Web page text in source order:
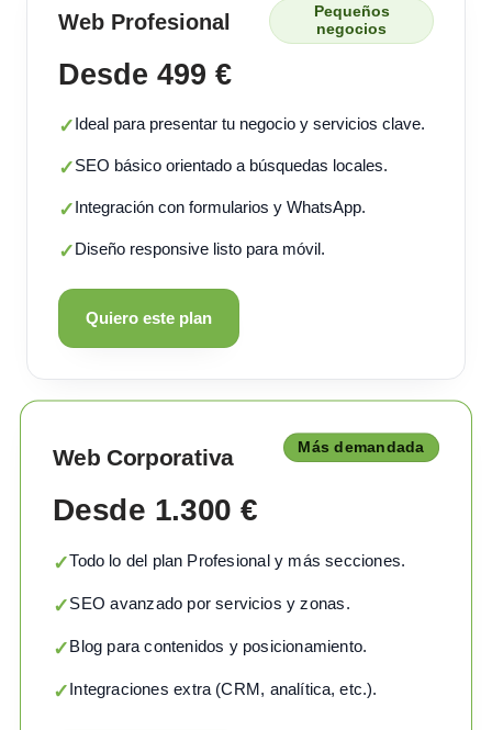
Web Profesional
Pequeños
negocios
Desde 499 €
✓Ideal para presentar tu negocio y servicios clave.
✓SEO básico orientado a búsquedas locales.
✓Integración con formularios y WhatsApp.
✓Diseño responsive listo para móvil.
Quiero este plan
Web Corporativa Más demandada
Desde 1.300 €
✓Todo lo del plan Profesional y más secciones.
✓SEO avanzado por servicios y zonas.
✓Blog para contenidos y posicionamiento.
✓Integraciones extra (CRM, analítica, etc.).